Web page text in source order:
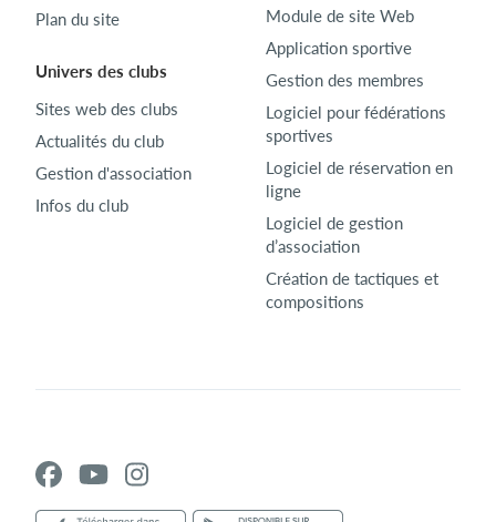
Plan du site
Univers des clubs
Sites web des clubs
Actualités du club
Gestion d'association
Infos du club
Module de site Web
Application sportive
Gestion des membres
Logiciel pour fédérations
sportives
Logiciel de réservation en
ligne
Logiciel de gestion
d’association
Création de tactiques et
compositions